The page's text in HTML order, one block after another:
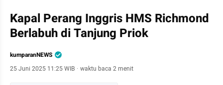
Kapal Perang Inggris HMS Richmond
Berlabuh di Tanjung Priok
kumparanNEWS
25 Juni 2025 11:25 WIB · waktu baca 2 menit